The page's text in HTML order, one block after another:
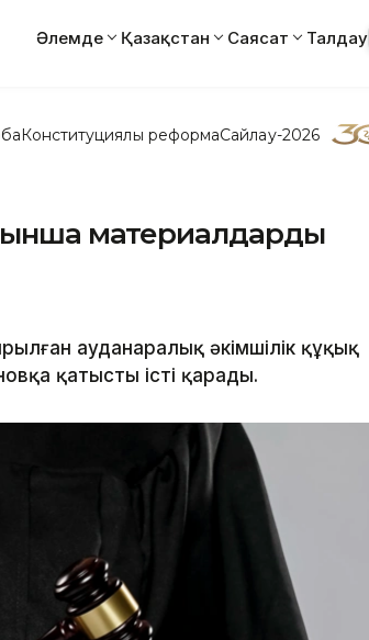
Әлемде Қазақстан Саясат Талдау
Конституциялық реформаСайлау-2026
материалдарды
ауданаралық әкімшілік құқық
қатысты істі қарады.